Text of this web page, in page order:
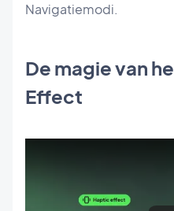
Navigatiemodi.
De magie van
Effect